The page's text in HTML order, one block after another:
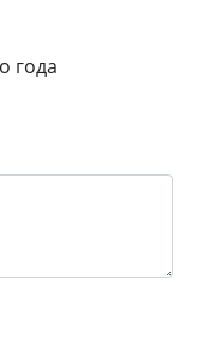
года